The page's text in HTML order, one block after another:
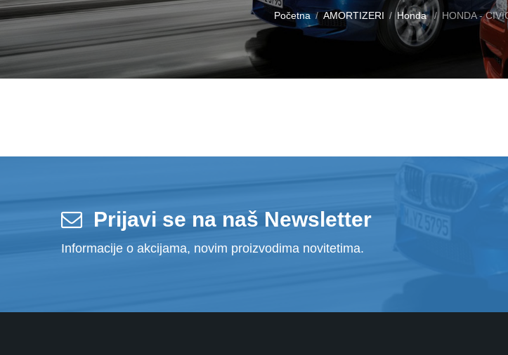
Početna AMORTIZERI Honda HONDA -
Prijavi se na naš Newsletter
Informacije o akcijama, novim proizvodima novitetima.